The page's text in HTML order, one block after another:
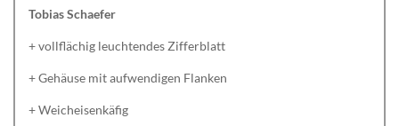
Tobias Schaefer
+ vollflächig leuchtendes Zifferblatt
+ Gehäuse mit aufwendigen Flanken
+ Weicheisenkäfig